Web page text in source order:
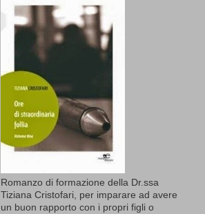
Romanzo di formazione della Dr.ssa
Tiziana Cristofari, per imparare ad avere
un buon rapporto con i propri figli o